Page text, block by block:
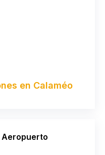
en Calaméo
Aeropuerto